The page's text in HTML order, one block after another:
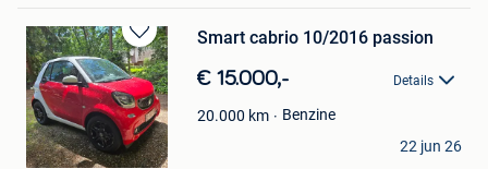
Bewaren
in
Mijn
Favorieten
Smart cabrio 10/2016 passion
€ 15.000,- Details
20.000 km
Benzine
Jean-jacques
Schilde
22 jun 26